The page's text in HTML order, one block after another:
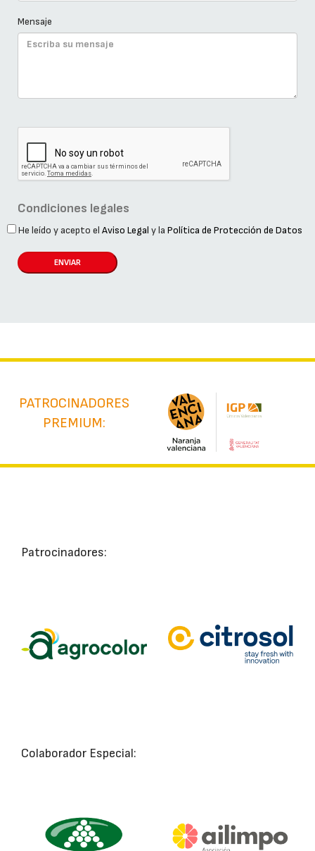
Mensaje
Condiciones legales
He leído y acepto el Aviso Legal y la Política de Protección de Datos
ENVIAR
PATROCINADORES
PREMIUM:
Patrocinadores:
Colaborador Especial: